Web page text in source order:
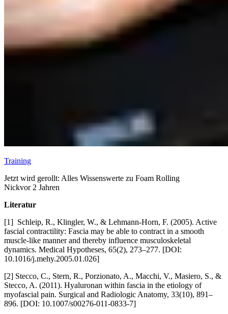
Training
Jetzt wird gerollt: Alles Wissenswerte zu Foam Rolling
Nickvor 2 Jahren
Literatur
[1] Schleip, R., Klingler, W., & Lehmann-Horn, F. (2005). Active
fascial contractility: Fascia may be able to contract in a smooth
muscle-like manner and thereby influence musculoskeletal
dynamics. Medical Hypotheses, 65(2), 273–277. [DOI:
10.1016/j.mehy.2005.01.026]
[2] Stecco, C., Stern, R., Porzionato, A., Macchi, V., Masiero, S., &
Stecco, A. (2011). Hyaluronan within fascia in the etiology of
myofascial pain. Surgical and Radiologic Anatomy, 33(10), 891–
896. [DOI: 10.1007/s00276-011-0833-7]